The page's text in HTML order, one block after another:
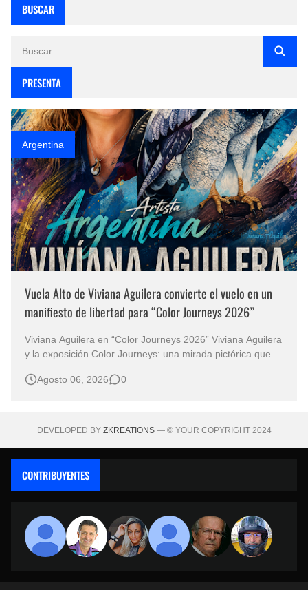
BUSCAR
PRESENTA
Argentina
Vuela Alto de Viviana Aguilera convierte el vuelo en un
manifiesto de libertad para “Color Journeys 2026”
Viviana Aguilera en “Color Journeys 2026” Viviana Aguilera
y la exposición Color Journeys: una mirada pictórica que
capacidad de anticiparse a las palabras. Antes de que
Agosto 06, 2026 0
DEVELOPED BY ZKREATIONS— © YOUR COPYRIGHT 2024
CONTRIBUYENTES